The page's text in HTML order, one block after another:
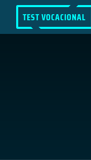
TEST VOCACIONAL